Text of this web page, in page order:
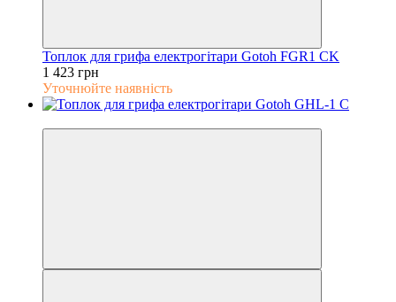
Топлок для грифа електрогітари Gotoh FGR1 CK
1 423 грн
Уточнюйте наявність